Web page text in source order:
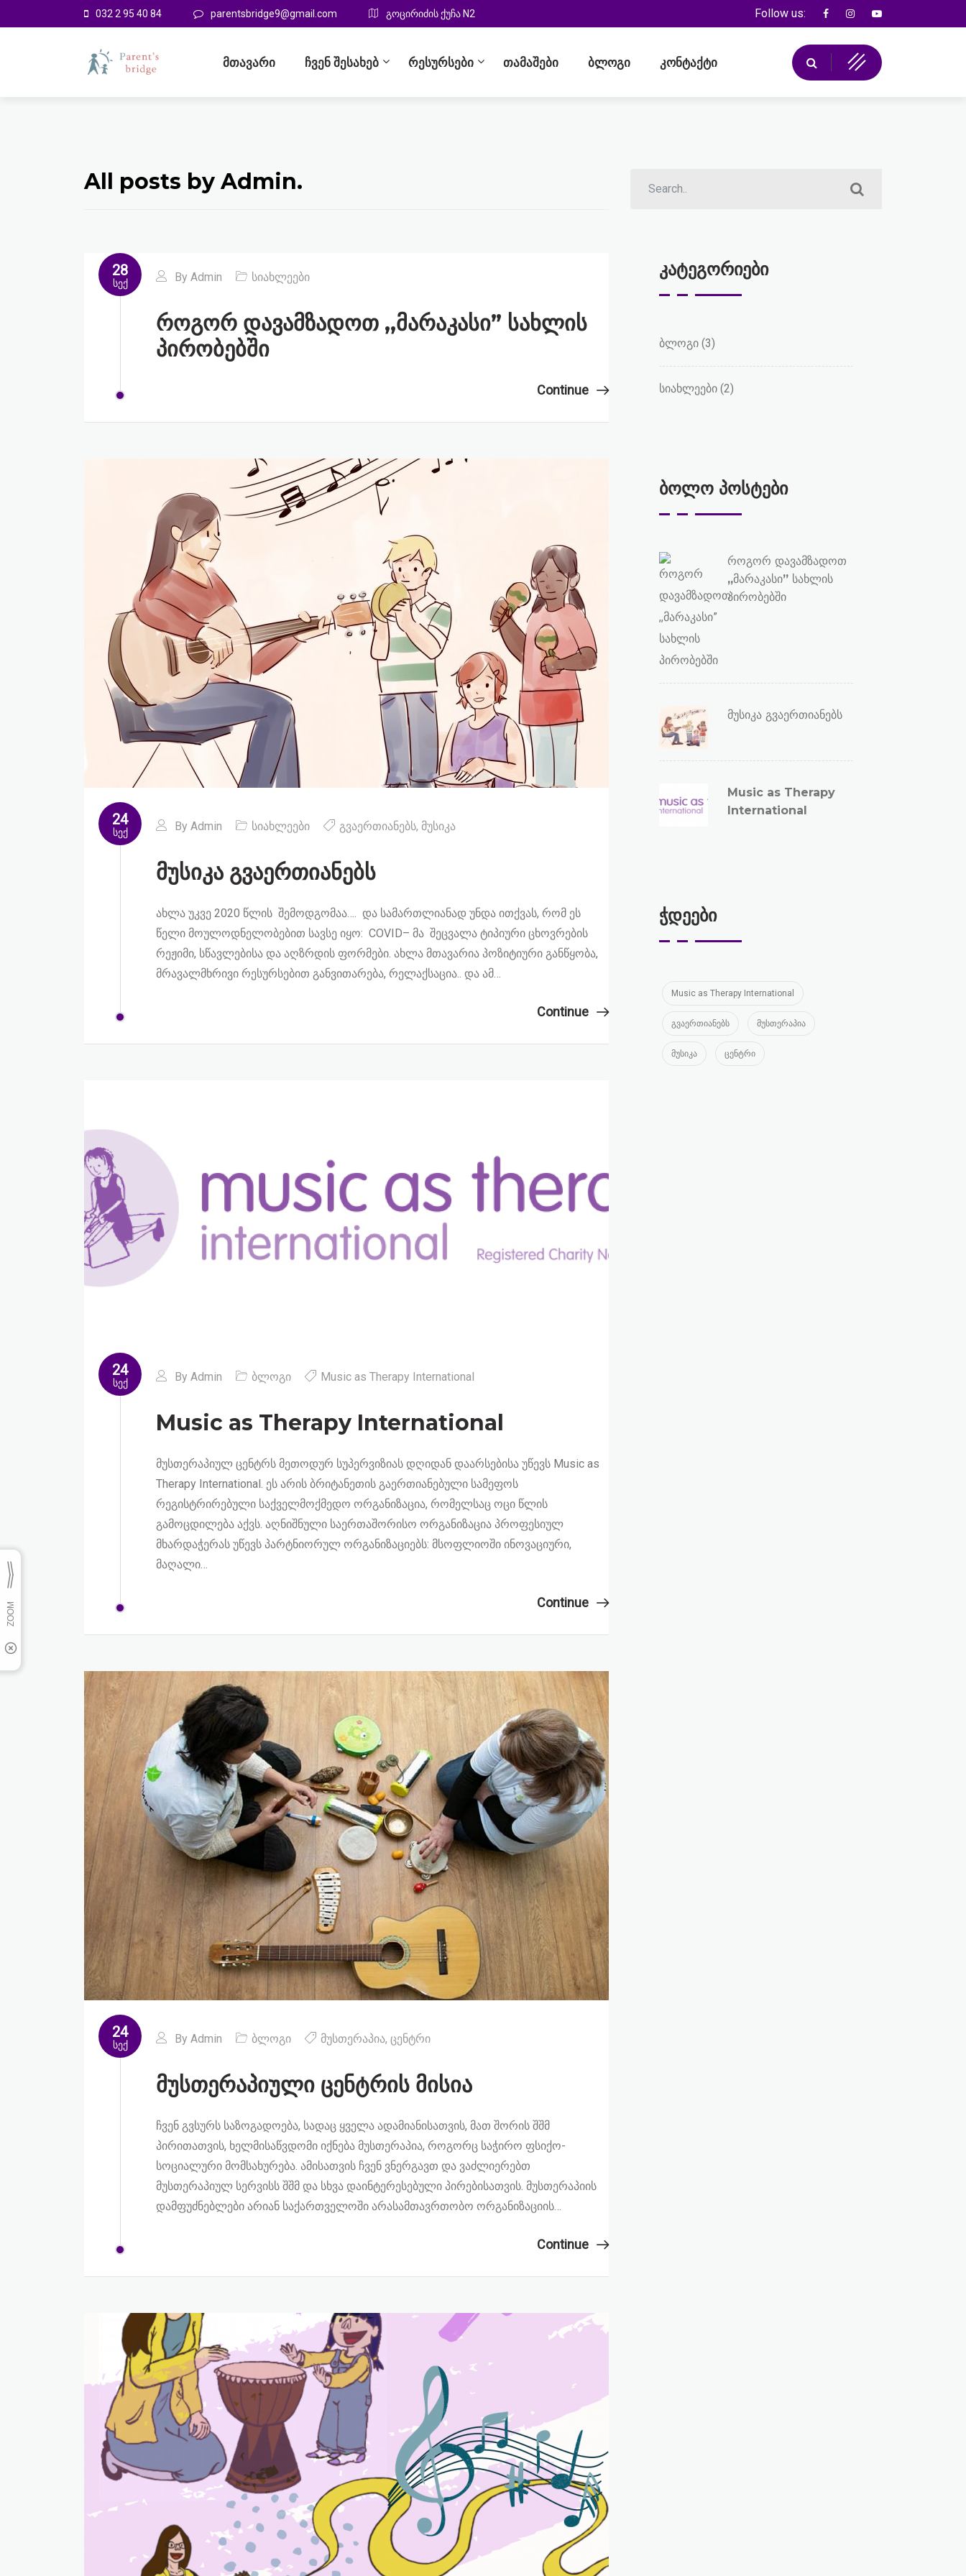
032 2 95 40 84 parentsbridge9@gmail.com გოცირიძის ქუჩა N2 Follow us:
მთავარი ჩვენ შესახებ რესურსები თამაშები ბლოგი კონტაქტი
All posts by Admin.
28
სექ By Admin სიახლეები
როგორ დავამზადოთ ,,მარაკასი” სახლის
პირობებში
Continue
24
სექ By Admin სიახლეები გვაერთიანებს, მუსიკა
მუსიკა გვაერთიანებს
ახლა უკვე 2020 წლის შემოდგომაა…. და სამართლიანად უნდა ითქვას, რომ ეს
წელი მოულოდნელობებით სავსე იყო: COVID– მა შეცვალა ტიპიური ცხოვრების
რეჟიმი, სწავლებისა და აღზრდის ფორმები. ახლა მთავარია პოზიტიური განწყობა,
მრავალმხრივი რესურსებით განვითარება, რელაქსაცია.. და ამ…
Continue
24
სექ By Admin ბლოგი Music as Therapy International
Music as Therapy International
მუსთერაპიულ ცენტრს მეთოდურ სუპერვიზიას დღიდან დაარსებისა უწევს Music as
Therapy International. ეს არის ბრიტანეთის გაერთიანებული სამეფოს
რეგისტრირებული საქველმოქმედო ორგანიზაცია, რომელსაც ოცი წლის
გამოცდილება აქვს. აღნიშნული საერთაშორისო ორგანიზაცია პროფესიულ
მხარდაჭერას უწევს პარტნიორულ ორგანიზაციებს: მსოფლიოში ინოვაციური,
მაღალი…
Continue
24
სექ By Admin ბლოგი მუსთერაპია, ცენტრი
მუსთერაპიული ცენტრის მისია
ჩვენ გვსურს საზოგადოება, სადაც ყველა ადამიანისათვის, მათ შორის შშმ
პირითათვის, ხელმისაწვდომი იქნება მუსთერაპია, როგორც საჭირო ფსიქო-
სოციალური მომსახურება. ამისათვის ჩვენ ვნერგავთ და ვაძლიერებთ
მუსთერაპიულ სერვისს შშმ და სხვა დაინტერესებული პირებისათვის. მუსთერაპიის
დამფუძნებლები არიან საქართველოში არასამთავრთობო ორგანიზაციის…
Continue
კატეგორიები
ბლოგი (3)
სიახლეები (2)
ბოლო პოსტები
როგორ დავამზადოთ
,,მარაკასი” სახლის
პირობებში
მუსიკა გვაერთიანებს
Music as Therapy
International
ჭდეები
Music as Therapy International
გვაერთიანებს მუსთერაპია
მუსიკა ცენტრი